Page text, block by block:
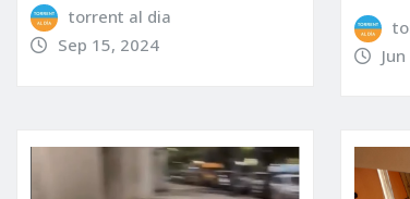
torrent al dia
Sep 15, 2024